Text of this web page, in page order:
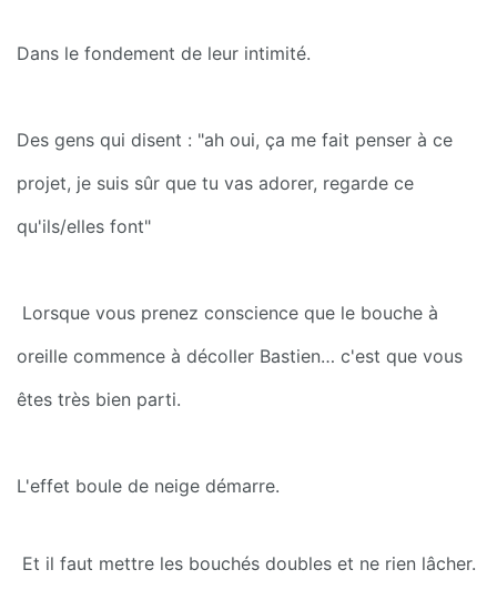
Dans le fondement de leur intimité.
Des gens qui disent : "ah oui, ça me fait penser à ce
projet, je suis sûr que tu vas adorer, regarde ce
qu'ils/elles font"
oreille commence à décoller Bastien… c'est que vous
êtes très bien parti.
L'effet boule de neige démarre.
Et il faut mettre les bouchés doubles et ne rien lâcher.